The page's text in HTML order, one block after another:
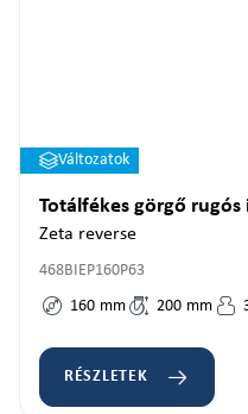
Változatok
Totálfékes görgő
Zeta reverse
468BIEP160P63
160 mm 200 mm
RÉSZLETEK